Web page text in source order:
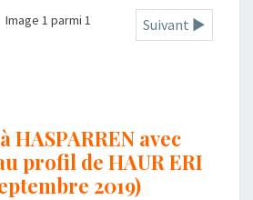
Suivant ►
Image 1 parmi 1
HASPARREN avec
profil de HAUR ERI
2019)